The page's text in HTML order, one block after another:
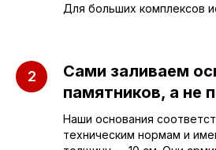
Для больших комплексов
Сами заливаем
памятников, а не
Наши основания
техническим нормам и
в офис
г. Саратов, улица имени
Пугачёва, 156